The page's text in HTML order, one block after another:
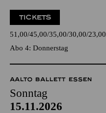
TICKETS
51,00 45,00 35,00 30,00 23,00
Abo 4: Donnerstag
AALTO BALLETT ESSEN
Sonntag
15.11.2026